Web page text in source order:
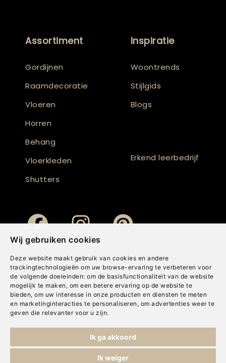
Wij gebruiken cookies
Deze website maakt gebruik van cookies en andere
trackingtechnologieën om uw browse-ervaring te verbeteren voor
de volgende doeleinden: om de basisfunctionaliteit van de website
mogelijk te maken , om een betere ervaring op de website te
bieden, om uw interesse in onze producten en diensten te meten
en marketinginteracties te personaliseren , om advertenties weer te
geven die relevanter voor u zijn.
Ik ga akkoord
Ik weiger
Assortiment
Gordijnen
Raamdecoratie
Vloeren
Horren
Behang
Vloerkleden
Shutters
Inspiratie
Woontrends
Stijlgids
Blogs
Erkend leerbedrijf
Cookies